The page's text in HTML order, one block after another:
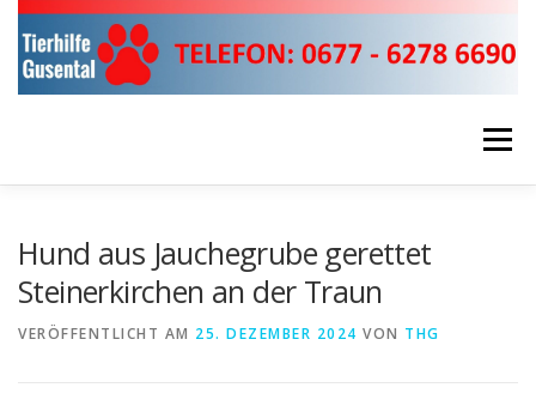
Zum
Inhalt
springen
Menü
Hund aus Jauchegrube gerettet
Steinerkirchen an der Traun
VERÖFFENTLICHT AM 25. DEZEMBER 2024 VON THG